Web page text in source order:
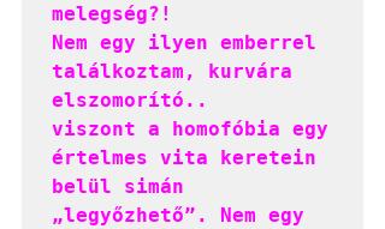
melegség?!
Nem egy ilyen emberrel
találkoztam, kurvára
elszomorító..
viszont a homofóbia egy
értelmes vita keretein
belül simán
„legyőzhető”. Nem egy